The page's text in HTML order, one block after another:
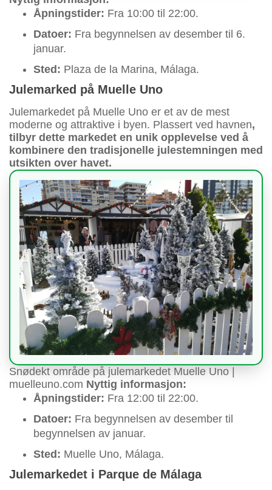
Åpningstider: Fra 10:00 til 22:00.
Datoer: Fra begynnelsen av desember til 6.
januar.
Sted: Plaza de la Marina, Málaga.
Julemarked på Muelle Uno
Julemarkedet på Muelle Uno er et av de mest
moderne og attraktive i byen. Plassert ved havnen,
tilbyr dette markedet en unik opplevelse ved å
kombinere den tradisjonelle julestemningen med
utsikten over havet.
Snødekt område på julemarkedet Muelle Uno |
muelleuno.com Nyttig informasjon:
Åpningstider: Fra 12:00 til 22:00.
Datoer: Fra begynnelsen av desember til
begynnelsen av januar.
Sted: Muelle Uno, Málaga.
Julemarkedet i Parque de Málaga